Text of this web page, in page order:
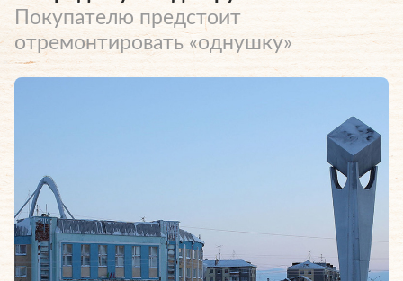
Покупателю предстоит
отремонтировать «однушку»